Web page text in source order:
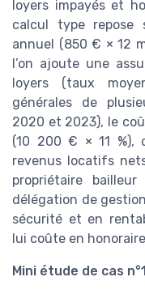
loyers impayés et
calcul type
annuel (850 € × 12
l’on ajoute une
loyers (taux
générales de
2020 et 2023), le
(10 200 € × 11 %),
revenus locatifs
propriétaire
délégation de
sécurité et en
lui coûte en
Mini étude de cas